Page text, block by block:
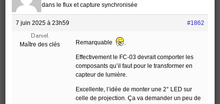
de capture dans le flux et capture synchronisée
7 juin 2025 à 23h59 #1862
Daniel
Maître des clés Remarquable
Effectivement le FC-03 devrait comporter les
composants qu’il faut pour le transformer en
capteur de lumière.
Excellente, l’idée de monter une 2° LED sur
celle de projection. Ça va demander un peu de